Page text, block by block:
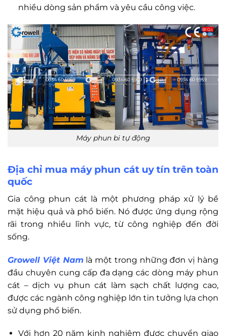
nhiều dòng sản phẩm và yêu cầu công việc.
Máy phun bi tự động
Địa chỉ mua máy phun cát uy tín trên toàn
quốc
Gia công phun cát là một phương pháp xử lý bề
mặt hiệu quả và phổ biến. Nó được ứng dụng rộng
rãi trong nhiều lĩnh vực, từ công nghiệp đến đời
sống.
Growell Việt Nam là một trong những đơn vị hàng
đầu chuyên cung cấp đa dạng các dòng máy phun
cát – dịch vụ phun cát làm sạch chất lượng cao,
được các ngành công nghiệp lớn tin tưởng lựa chọn
sử dụng phổ biến.
Với hơn 20 năm kinh nghiệm được chuyển giao